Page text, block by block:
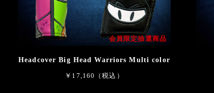
会員限定抽選商品
Headcover Big Head Warriors Multi color
￥17,160（税込）